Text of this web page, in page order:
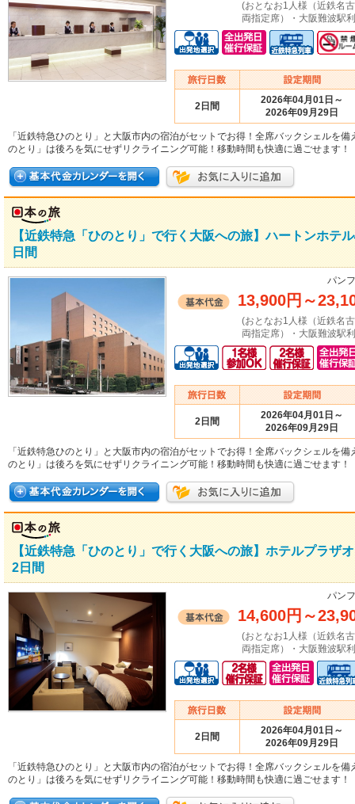
(おとなお1人様（近鉄名
両指定席）・大阪難波駅
2日間
2026年04月01日～
2026年09月29日
「近鉄特急ひのとり」と大阪市内の宿泊がセットでお得！全席バックシェルを備
のとり」は後ろを気にせずリクライニング可能！移動時間も快適に過ごせます！
【近鉄特急「ひのとり」で行く大阪への旅】ハートンホ
日間
パン
13,900円 ～
(おとなお1人様（近鉄名
両指定席）・大阪難波駅
2日間
2026年04月01日～
2026年09月29日
「近鉄特急ひのとり」と大阪市内の宿泊がセットでお得！全席バックシェルを備
のとり」は後ろを気にせずリクライニング可能！移動時間も快適に過ごせます！
【近鉄特急「ひのとり」で行く大阪への旅】ホテルプラ
2日間
パン
14,600円 ～
(おとなお1人様（近鉄名
両指定席）・大阪難波駅
2日間
2026年04月01日～
2026年09月29日
「近鉄特急ひのとり」と大阪市内の宿泊がセットでお得！全席バックシェルを備
のとり」は後ろを気にせずリクライニング可能！移動時間も快適に過ごせます！